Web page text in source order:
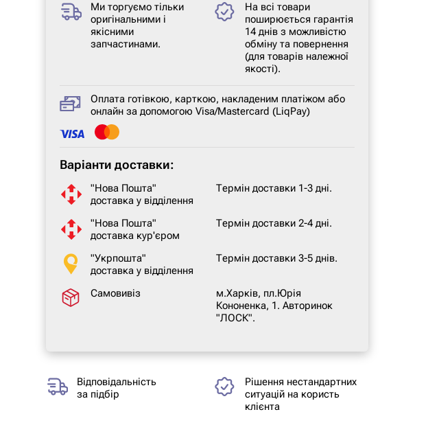
Ми торгуємо тільки
оригінальними і
якісними
запчастинами.
На всі товари
поширюється гарантія
14 днів з можливістю
обміну та повернення
(для товарів належної
якості).
Оплата готівкою, карткою, накладеним платіжом або
онлайн за допомогою Visa/Mastercard (LiqPay)
Варіанти доставки:
"Нова Пошта"
доставка у відділення
Термін доставки 1-3 дні.
"Нова Пошта"
доставка кур'єром
Термін доставки 2-4 дні.
"Укрпошта"
доставка у відділення
Термін доставки 3-5 днів.
Самовивіз
м.Харків, пл.Юрія
Кононенка, 1. Авторинок
"ЛОСК".
Відповідальність
за підбір
Рішення нестандартних
ситуацій на користь
клієнта